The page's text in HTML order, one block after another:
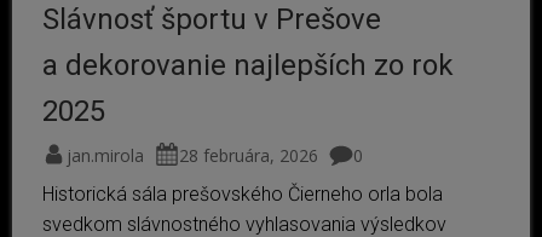
Slávnosť športu v Prešove
a dekorovanie najlepších zo rok
2025
jan.mirola 28 februára, 2026
0
Historická sála prešovského Čierneho orla bola
svedkom slávnostného vyhlasovania výsledkov